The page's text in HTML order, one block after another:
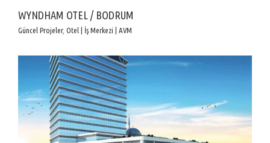
WYNDHAM OTEL / BODRUM
Güncel Projeler, Otel | İş Merkezi | AVM